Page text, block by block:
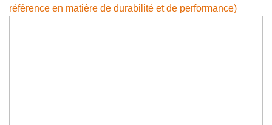
référence en matière de durabilité et de performance)